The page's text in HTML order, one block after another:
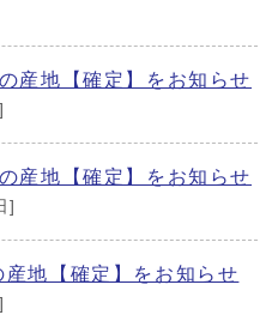
産地【確定】をお知らせ
産地【確定】をお知らせ
]
地【確定】をお知らせ